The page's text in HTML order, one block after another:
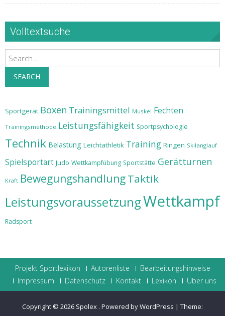
Volltextsuche
Search
SEARCH
Sportgerät Boxen Trainingsmittel Muskel Fechten
Trainingsmethode Leistungsfähigkeit Sportpsychologie
Technik Belastung Leichtathletik Training Ringen Skilanglauf
Spielsportart Judo Wettkampfübung Sportstätte Gerätturnen
Kraft BewegungshandlungTaktik
LeistungsvoraussetzungWettkampf
Radsport
Projekt Sportlexikon Autorenliste
Bearbeitungshinweise
Impressum
Datenschutz Kontakt Lexikon Über uns
Copyright © 2026 Spolex . Powered by WordPress | Theme: